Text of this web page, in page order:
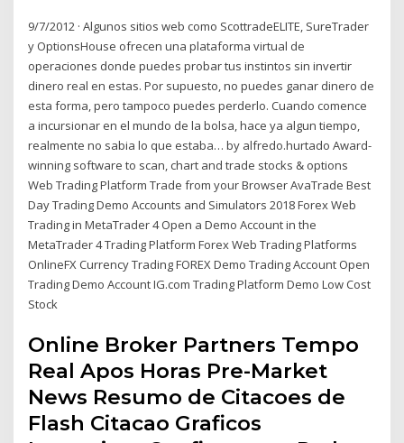
9/7/2012 · Algunos sitios web como ScottradeELITE, SureTrader
y OptionsHouse ofrecen una plataforma virtual de
operaciones donde puedes probar tus instintos sin invertir
dinero real en estas. Por supuesto, no puedes ganar dinero de
esta forma, pero tampoco puedes perderlo. Cuando comence
a incursionar en el mundo de la bolsa, hace ya algun tiempo,
realmente no sabia lo que estaba… by alfredo.hurtado Award-
winning software to scan, chart and trade stocks & options
Web Trading Platform Trade from your Browser AvaTrade Best
Day Trading Demo Accounts and Simulators 2018 Forex Web
Trading in MetaTrader 4 Open a Demo Account in the
MetaTrader 4 Trading Platform Forex Web Trading Platforms
OnlineFX Currency Trading FOREX Demo Trading Account Open
Trading Demo Account IG.com Trading Platform Demo Low Cost
Stock
Online Broker Partners Tempo
Real Apos Horas Pre-Market
News Resumo de Citacoes de
Flash Citacao Graficos